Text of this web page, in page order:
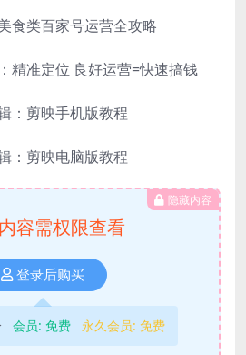
食类百家号运营全攻略
精准定位 良好运营=快速搞钱
：剪映手机版教程
：剪映电脑版教程
隐藏内容
容需权限查看
登录后购买
会员: 免费 永久会员: 免费